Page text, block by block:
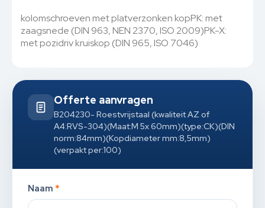
kolomschroeven met platverzonken kopPK: met
zaagsnede (DIN 963, NEN 2370, ISO 2009)PK-X:
met pozidriv kruiskop (DIN 965, ISO 7046)
Offerte aanvragen
B204230- Roestvrijstaal (kwaliteit AZ of
A4:RVS-304)(Maat:M 5x 60mm)(type:CK)(DIN
norm:84mm)(Kopdiameter mm:8,5mm)
(verpakt per:100)
Naam *